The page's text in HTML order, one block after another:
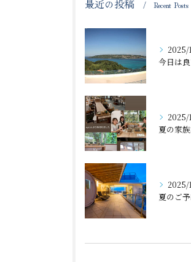
最近の投稿 Recent Posts
2025/
今日は良
2025/
2025/
夏のご予